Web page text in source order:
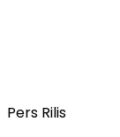
Pers Rilis